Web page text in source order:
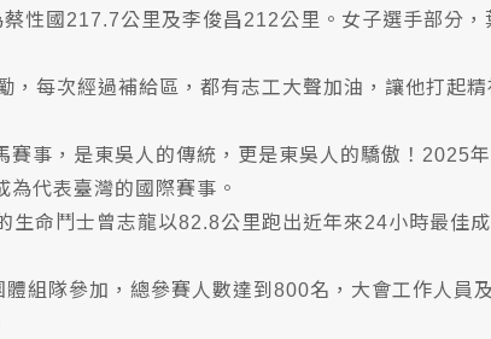
性國217.7公里及李俊昌212公里。女子選手部分
每次經過補給區，都有志工大聲加油，讓他打起
事，是東吳人的傳統，更是東吳人的驕傲！2025
代表臺灣的國際賽事。
命鬥士曾志龍以82.8公里跑出近年來24小時最佳
組隊參加，總參賽人數達到800名，大會工作人員